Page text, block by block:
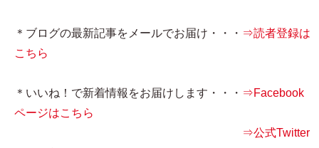
＊ブログの最新記事をメールでお届け・・・ ⇒読者登録は
こちら
＊いいね！で新着情報をお届けします・・・ ⇒Facebook
ページはこちら
⇒公式Twitter